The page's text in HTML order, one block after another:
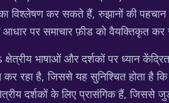
विश्लेषण कर सकते हैं, रुझानों की
पर समाचार फ़ीड को वैयक्तिकृत
भाषाओं और दर्शकों पर ध्यान
कर रहा है, जिससे यह सुनिश्चित होता है
दर्शकों के लिए प्रासंगिक हैं, जिससे